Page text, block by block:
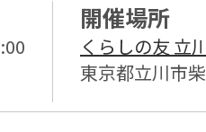
開催場所
くらしの友 立
東京都立川市